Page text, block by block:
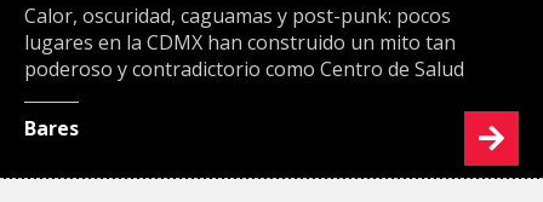
Calor, oscuridad, caguamas y post-punk: pocos
lugares en la CDMX han construido un mito tan
poderoso y contradictorio como Centro de Salud
Bares